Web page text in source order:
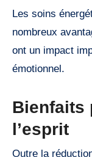
Les soins
nombreux
ont un impact
émotionnel.
Bienfaits
l’esprit
Outre la